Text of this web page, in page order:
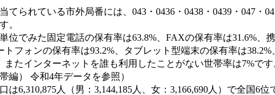
てられている市外局番には、043・0436・0438・0439・047・
。
位でみた固定電話の保有率は63.8%、FAXの保有率は31.6%、
トフォンの保有率は93.2%、タブレット型端末の保有率は
またインターネットを誰も利用したことがない世帯率は7%で
編） 令和4年データを参照）
は6,310,875人（男：3,144,185人、女：3,166,690人）で全国6位